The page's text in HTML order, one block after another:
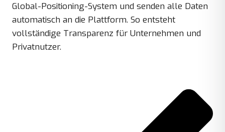
Global-Positioning-System und senden alle Daten
automatisch an die Plattform. So entsteht
vollständige Transparenz für Unternehmen und
Privatnutzer.